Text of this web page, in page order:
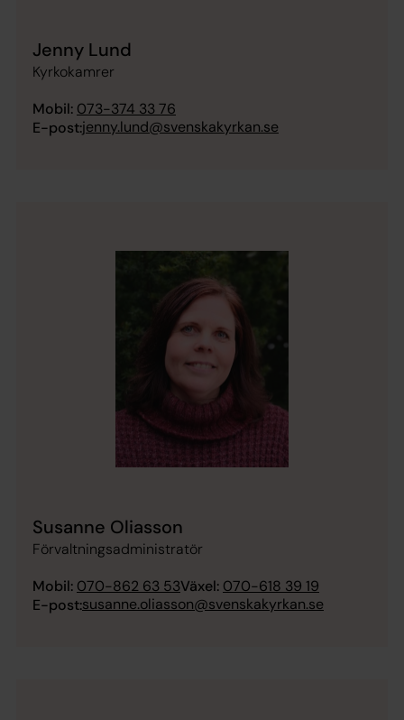
Jenny Lund
Kyrkokamrer
Mobil: 073-374 33 76
E-post:jenny.lund@svenskakyrkan.se
Susanne Oliasson
Förvaltningsadministratör
Mobil: 070-862 63 53Växel: 070-618 39 19
E-post:susanne.oliasson@svenskakyrkan.se